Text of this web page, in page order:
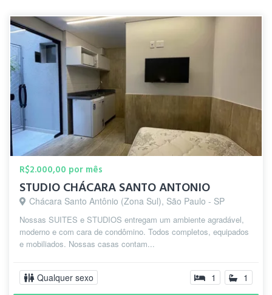
R$2.000,00 por mês
STUDIO CHÁCARA SANTO ANTONIO
Chácara Santo Antônio (Zona Sul), São Paulo - SP
Nossas SUITES e STUDIOS entregam um ambiente agradável,
moderno e com cara de condômino. Todos completos, equipados
e mobiliados. Nossas casas contam...
Qualquer sexo 1 1